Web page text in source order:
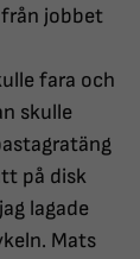
från jobbet
fara och
skulle
på disk
lagade
Mats